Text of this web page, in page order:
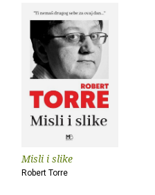
Misli i slike
Robert Torre